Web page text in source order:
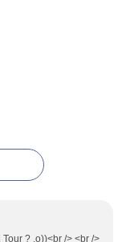
? ,o))<br /> <br />